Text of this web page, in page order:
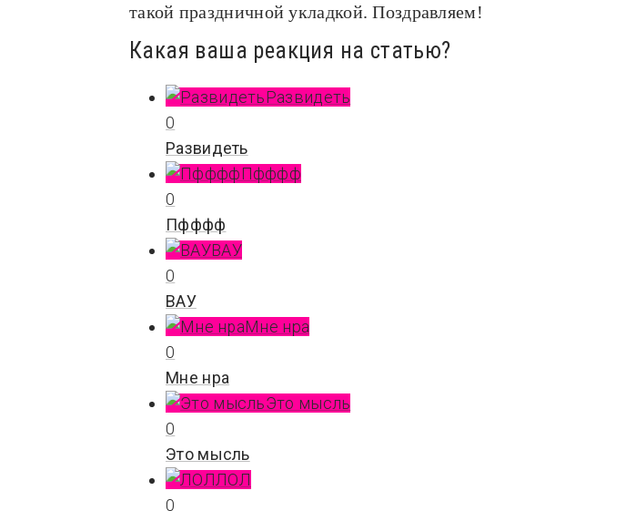
такой праздничной укладкой. Поздравляем!
Какая ваша реакция на статью?
Развидеть
0
Развидеть
Пфффф
0
Пфффф
ВАУ
0
ВАУ
Мне нра
0
Мне нра
Это мысль
0
Это мысль
ЛОЛ
0